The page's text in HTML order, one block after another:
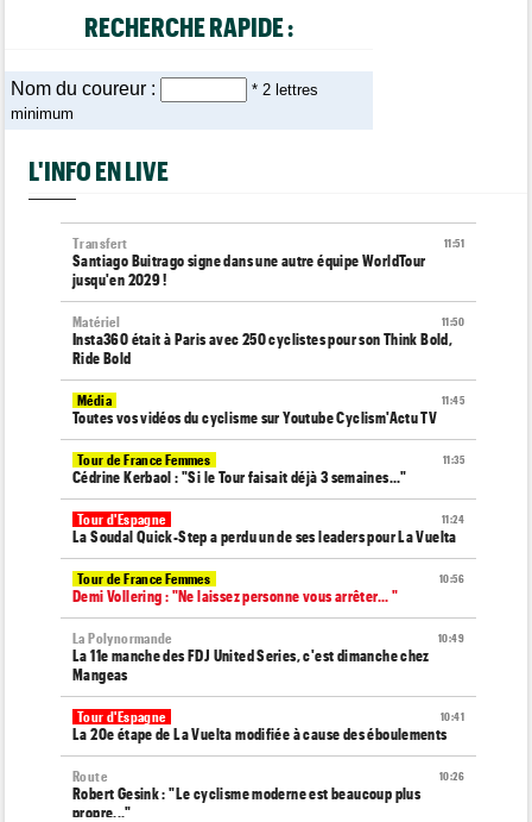
RECHERCHE RAPIDE :
Nom du coureur :
* 2 lettres
minimum
L'INFO EN LIVE
11:51
Transfert
Santiago Buitrago signe dans une autre équipe WorldTour
jusqu'en 2029 !
11:50
Matériel
Insta360 était à Paris avec 250 cyclistes pour son Think Bold,
Ride Bold
11:45
Média
Toutes vos vidéos du cyclisme sur Youtube Cyclism'Actu TV
11:35
Tour de France Femmes
Cédrine Kerbaol : "Si le Tour faisait déjà 3 semaines..."
11:24
Tour d'Espagne
La Soudal Quick-Step a perdu un de ses leaders pour La Vuelta
10:56
Tour de France Femmes
Demi Vollering : "Ne laissez personne vous arrêter... "
10:49
La Polynormande
La 11e manche des FDJ United Series, c'est dimanche chez
Mangeas
10:41
Tour d'Espagne
La 20e étape de La Vuelta modifiée à cause des éboulements
10:26
Route
Robert Gesink : "Le cyclisme moderne est beaucoup plus
propre..."